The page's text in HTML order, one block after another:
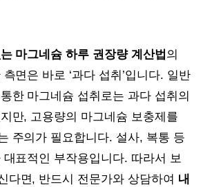
마그네슘 하루 권장량 계산법 의
면은 바로 ‘과다 섭취’입니다. 일반
한 마그네슘 섭취로는 과다 섭취의
만, 고용량의 마그네슘 보충제를
주의가 필요합니다. 설사, 복통 등
대표적인 부작용입니다. 따라서 보
다면, 반드시 전문가와 상담하여 내